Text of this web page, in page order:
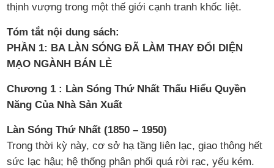
thịnh vượng trong một thế giới cạnh tranh khốc liệt.
Tóm tắt nội dung sách:
PHẦN 1: BA LÀN SÓNG ĐÃ LÀM THAY ĐỔI DIỆN
MẠO NGÀNH BÁN LẺ
Chương 1 : Làn Sóng Thứ Nhất Thấu Hiểu Quyền
Năng Của Nhà Sản Xuất
Làn Sóng Thứ Nhất (1850 – 1950)
Trong thời kỳ này, cơ sở hạ tầng liên lạc, giao thông hết
sức lạc hậu; hệ thống phân phối quá rời rạc, yếu kém.